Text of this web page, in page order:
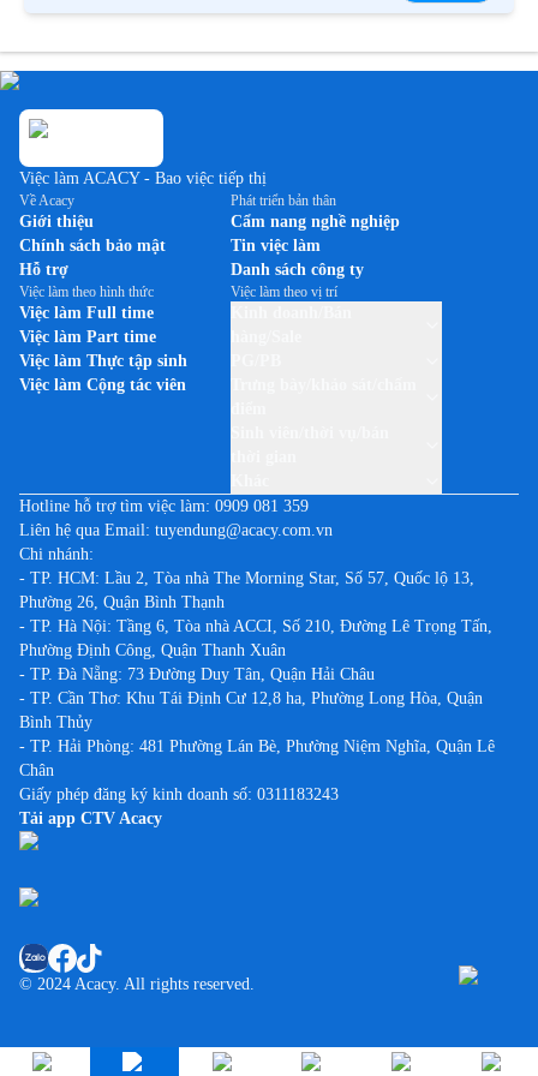
Việc làm ACACY - Bao việc tiếp thị
Về Acacy
Giới thiệu
Chính sách bảo mật
Hỗ trợ
Phát triển bản thân
Cẩm nang nghề nghiệp
Tin việc làm
Danh sách công ty
Việc làm theo hình thức
Việc làm Full time
Việc làm Part time
Việc làm Thực tập sinh
Việc làm Cộng tác viên
Việc làm theo vị trí
Hotline hỗ trợ tìm việc làm: 0909 081 359
Liên hệ qua Email: tuyendung@acacy.com.vn
Chi nhánh:
- TP. HCM: Lầu 2, Tòa nhà The Morning Star, Số 57, Quốc lộ 13,
Phường 26, Quận Bình Thạnh
- TP. Hà Nội: Tầng 6, Tòa nhà ACCI, Số 210, Đường Lê Trọng Tấn,
Phường Định Công, Quận Thanh Xuân
- TP. Đà Nẵng: 73 Đường Duy Tân, Quận Hải Châu
- TP. Cần Thơ: Khu Tái Định Cư 12,8 ha, Phường Long Hòa, Quận
Bình Thủy
- TP. Hải Phòng: 481 Phường Lán Bè, Phường Niệm Nghĩa, Quận Lê
Chân
Giấy phép đăng ký kinh doanh số: 0311183243
Tải app CTV Acacy
© 2024 Acacy. All rights reserved.